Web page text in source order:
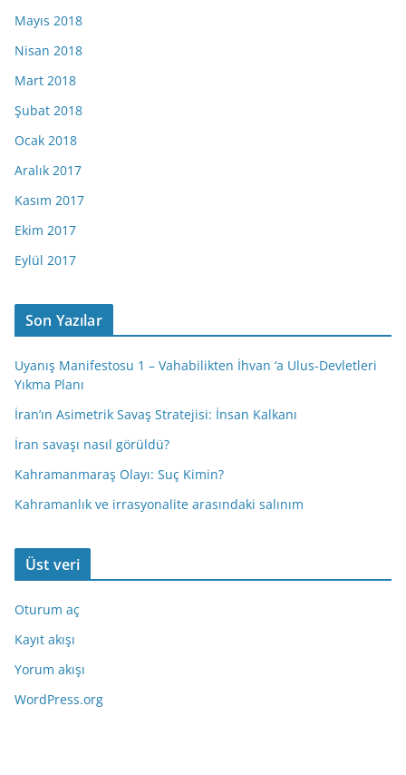
Mayıs 2018
Nisan 2018
Mart 2018
Şubat 2018
Ocak 2018
Aralık 2017
Kasım 2017
Ekim 2017
Eylül 2017
Son Yazılar
Uyanış Manifestosu 1 – Vahabilikten İhvan ‘a Ulus-Devletleri
Yıkma Planı
İran’ın Asimetrik Savaş Stratejisi: İnsan Kalkanı
İran savaşı nasıl görüldü?
Kahramanmaraş Olayı: Suç Kimin?
Kahramanlık ve irrasyonalite arasındaki salınım
Üst veri
Oturum aç
Kayıt akışı
Yorum akışı
WordPress.org